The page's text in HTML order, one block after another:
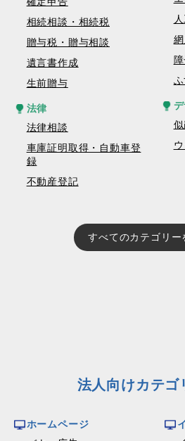
相続相談・相続税
贈与税・贈与相談
遺言書作成
生前贈与
法律
法律相談
車庫証明取得・自動車登
録
不動産登記
すべてのカテゴリー
法人向けカテゴ
ホームページ